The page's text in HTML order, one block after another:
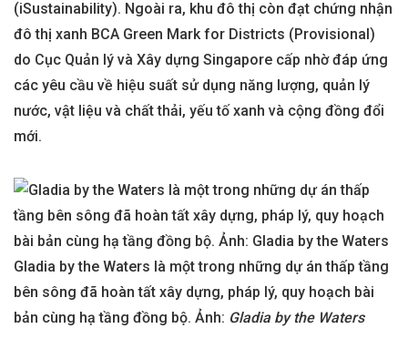
(iSustainability). Ngoài ra, khu đô thị còn đạt chứng nhận
đô thị xanh BCA Green Mark for Districts (Provisional)
do Cục Quản lý và Xây dựng Singapore cấp nhờ đáp ứng
các yêu cầu về hiệu suất sử dụng năng lượng, quản lý
nước, vật liệu và chất thải, yếu tố xanh và cộng đồng đổi
mới.
Gladia by the Waters là một trong những dự án thấp tầng
bên sông đã hoàn tất xây dựng, pháp lý, quy hoạch bài
bản cùng hạ tầng đồng bộ. Ảnh: Gladia by the Waters